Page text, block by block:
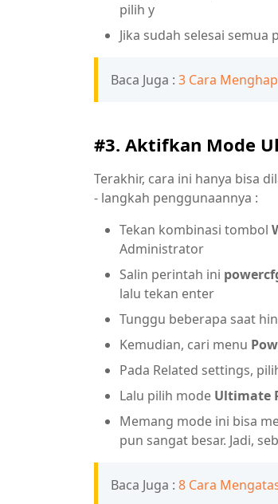
pilih y
Jika sudah selesai
Baca Juga : 3 Cara
#3. Aktifkan Mode
Terakhir, cara ini hanya bisa
- langkah penggunaannya :
Tekan kombinasi tombol
Administrator
Salin perintah ini
lalu tekan enter
Tunggu beberapa saat
Kemudian, cari menu
Pada Related settings,
Lalu pilih mode Ultimate
Memang mode ini bisa
pun sangat besar. Jadi,
Baca Juga : 8 Cara